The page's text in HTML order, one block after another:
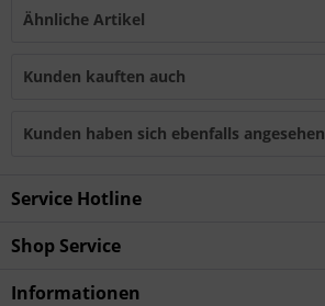
Ähnliche Artikel
Kunden kauften auch
Kunden haben sich ebenfalls angesehen
Service Hotline
Shop Service
Informationen